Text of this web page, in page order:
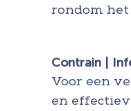
rondom het
Contrain |
Voor een
en